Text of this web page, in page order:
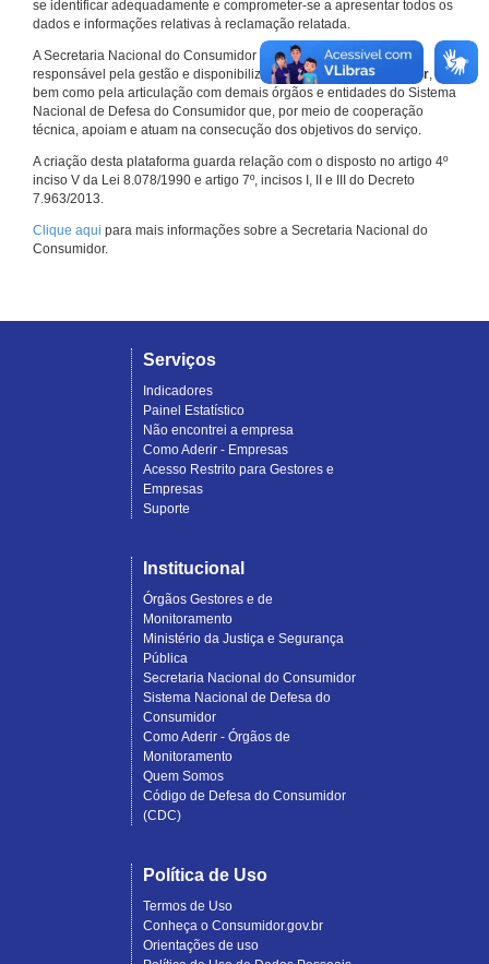
se identificar adequadamente e comprometer-se a apresentar todos os
dados e informações relativas à reclamação relatada.
A Secretaria Nacional do Consumidor do Ministério da Justiça é a
responsável pela gestão e disponibilização doConsumidor.gov.br,
bem como pela articulação com demais órgãos e entidades do Sistema
Nacional de Defesa do Consumidor que, por meio de cooperação
técnica, apoiam e atuam na consecução dos objetivos do serviço.
A criação desta plataforma guarda relação com o disposto no artigo 4º
inciso V da Lei 8.078/1990 e artigo 7º, incisos I, II e III do Decreto
7.963/2013.
Clique aqui para mais informações sobre a Secretaria Nacional do
Consumidor.
Serviços
Indicadores
Painel Estatístico
Não encontrei a empresa
Como Aderir - Empresas
Acesso Restrito para Gestores e
Empresas
Suporte
Institucional
Órgãos Gestores e de
Monitoramento
Ministério da Justiça e Segurança
Pública
Secretaria Nacional do Consumidor
Sistema Nacional de Defesa do
Consumidor
Como Aderir - Órgãos de
Monitoramento
Quem Somos
Código de Defesa do Consumidor
(CDC)
Política de Uso
Termos de Uso
Conheça o Consumidor.gov.br
Orientações de uso